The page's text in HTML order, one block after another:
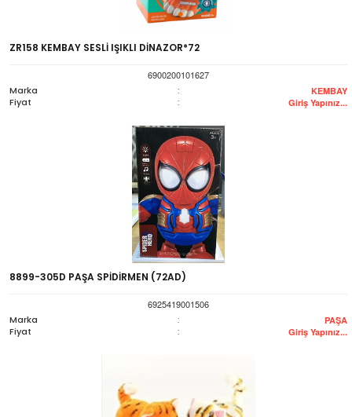
ZR158 KEMBAY SESLİ IŞIKLI DİNAZOR*72
6900200101627
Marka
: KEMBAY
Fiyat : Giriş Yapınız...
8899-305D PAŞA SPİDİRMEN (72AD)
6925419001506
Marka
: PAŞA
Fiyat : Giriş Yapınız...